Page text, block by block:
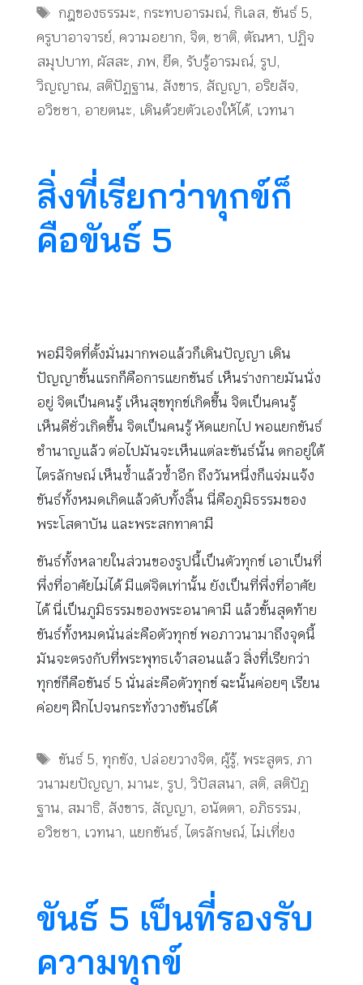
Tags
กฎของธรรมะ, กระทบอารมณ์, กิเลส, ขันธ์ 5,
ครูบาอาจารย์, ความอยาก, จิต, ชาติ, ตัณหา, ปฏิจ
สมุปบาท, ผัสสะ, ภพ, ยึด, รับรู้อารมณ์, รูป,
วิญญาณ, สติปัฏฐาน, สังขาร, สัญญา, อริยสัจ,
อวิชชา, อายตนะ, เดินด้วยตัวเองให้ได้, เวทนา
สิ่งที่เรียกว่าทุกข์ก็
คือขันธ์ 5
พอมีจิตที่ตั้งมั่นมากพอแล้วก็เดินปัญญา เดิน
ปัญญาขั้นแรกก็คือการแยกขันธ์ เห็นร่างกายมันนั่ง
อยู่ จิตเป็นคนรู้ เห็นสุขทุกข์เกิดขึ้น จิตเป็นคนรู้
เห็นดีชั่วเกิดขึ้น จิตเป็นคนรู้ หัดแยกไป พอแยกขันธ์
ชำนาญแล้ว ต่อไปมันจะเห็นแต่ละขันธ์นั้น ตกอยู่ใต้
ไตรลักษณ์ เห็นซ้ำแล้วซ้ำอีก ถึงวันหนึ่งก็แจ่มแจ้ง
ขันธ์ทั้งหมดเกิดแล้วดับทั้งสิ้น นี่คือภูมิธรรมของ
พระโสดาบัน และพระสกทาคามี
ขันธ์ทั้งหลายในส่วนของรูปนี้เป็นตัวทุกข์ เอาเป็นที่
พึ่งที่อาศัยไม่ได้ มีแต่จิตเท่านั้น ยังเป็นที่พึ่งที่อาศัย
ได้ นี่เป็นภูมิธรรมของพระอนาคามี แล้วขั้นสุดท้าย
ขันธ์ทั้งหมดนั่นล่ะคือตัวทุกข์ พอภาวนามาถึงจุดนี้
มันจะตรงกับที่พระพุทธเจ้าสอนแล้ว สิ่งที่เรียกว่า
ทุกข์ก็คือขันธ์ 5 นั่นล่ะคือตัวทุกข์ ฉะนั้นค่อยๆ เรียน
ค่อยๆ ฝึกไปจนกระทั่งวางขันธ์ได้
Tags
ขันธ์ 5, ทุกขัง, ปล่อยวางจิต,ผู้รู้, พระสูตร, ภา
วนามยปัญญา, มานะ, รูป, วิปัสสนา, สติ, สติปัฏ
ฐาน, สมาธิ, สังขาร, สัญญา, อนัตตา, อภิธรรม,
อวิชชา, เวทนา, แยกขันธ์, ไตรลักษณ์, ไม่เที่ยง
ขันธ์ 5 เป็นที่รองรับ
ความทุกข์